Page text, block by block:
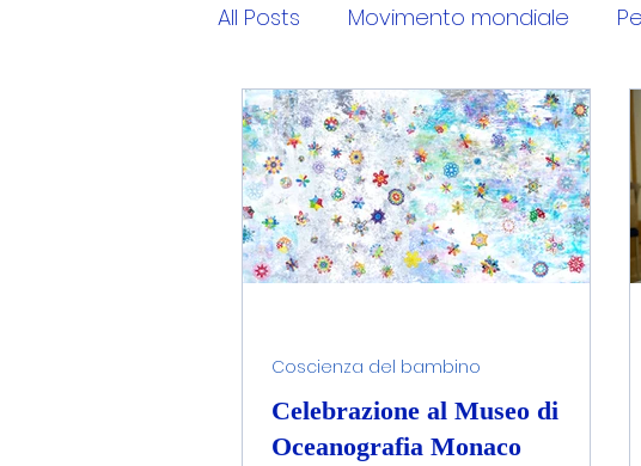
All Posts Movimento mondiale
Inquinamento del mare Arte
Conservazione del ciclo dell'acqua
Celebrazione al Museo di
Oceanografia Monaco
Coscienza del bambino